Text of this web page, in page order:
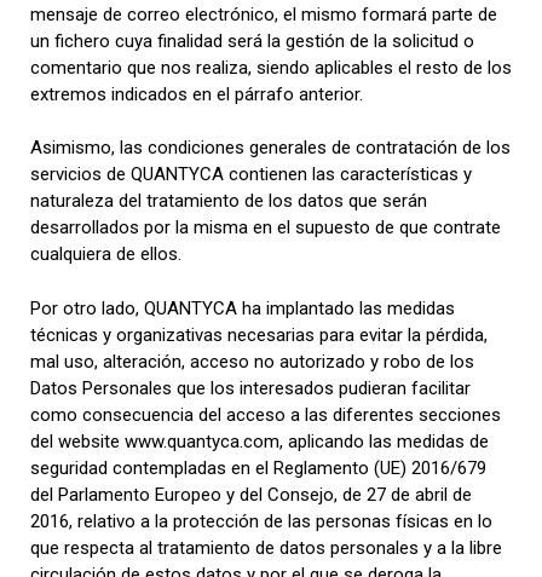
mensaje de correo electrónico, el mismo formará parte de
un fichero cuya finalidad será la gestión de la solicitud o
comentario que nos realiza, siendo aplicables el resto de los
extremos indicados en el párrafo anterior.
Asimismo, las condiciones generales de contratación de los
servicios de QUANTYCA contienen las características y
naturaleza del tratamiento de los datos que serán
desarrollados por la misma en el supuesto de que contrate
cualquiera de ellos.
Por otro lado, QUANTYCA ha implantado las medidas
técnicas y organizativas necesarias para evitar la pérdida,
mal uso, alteración, acceso no autorizado y robo de los
Datos Personales que los interesados pudieran facilitar
como consecuencia del acceso a las diferentes secciones
del website www.quantyca.com, aplicando las medidas de
seguridad contempladas en el Reglamento (UE) 2016/679
del Parlamento Europeo y del Consejo, de 27 de abril de
2016, relativo a la protección de las personas físicas en lo
que respecta al tratamiento de datos personales y a la libre